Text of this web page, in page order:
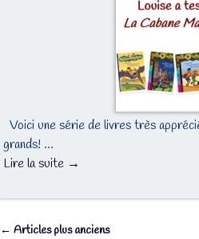
Voici une série de livres très
grands! …
Lire la suite →
← Articles plus anciens